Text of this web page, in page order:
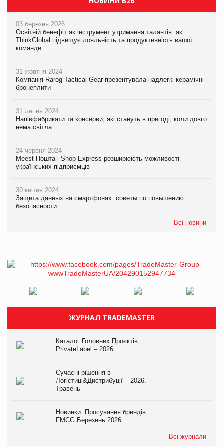
03 березня 2026
Освітній бенефіт як інструмент утримання талантів: як
ThinkGlobal підвищує лояльність та продуктивність вашої
команди
31 жовтня 2024
Компанія Rarog Tactical Gear презентувала надлегкі керамічні
бронеплити
31 липня 2024
Напівфабрикати та консерви, які стануть в пригоді, коли довго
нема світла
24 червня 2024
Meest Пошта і Shop-Express розширюють можливості
українських підприємців
30 квітня 2024
Защита данных на смартфонах: советы по повышению
безопасности
Всі новини
ЖУРНАЛ TRADEMASTER
Каталог Головних Проєктів
PrivateLabel – 2026
Сучасні рішення в
Логістиці&Дистрибуції – 2026.
Травень
Новинки. Просування брендів
FMCG.Березень 2026
Всі журнали